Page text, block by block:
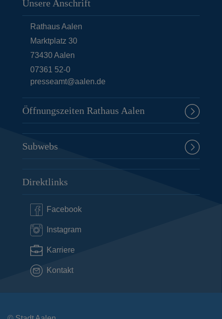
Unsere Anschrift
Rathaus Aalen
Marktplatz 30
73430Aalen
07361 52-0
presseamt@aalen.de
Öffnungszeiten Rathaus Aalen
Subwebs
Direktlinks
Facebook
Instagram
Karriere
Kontakt